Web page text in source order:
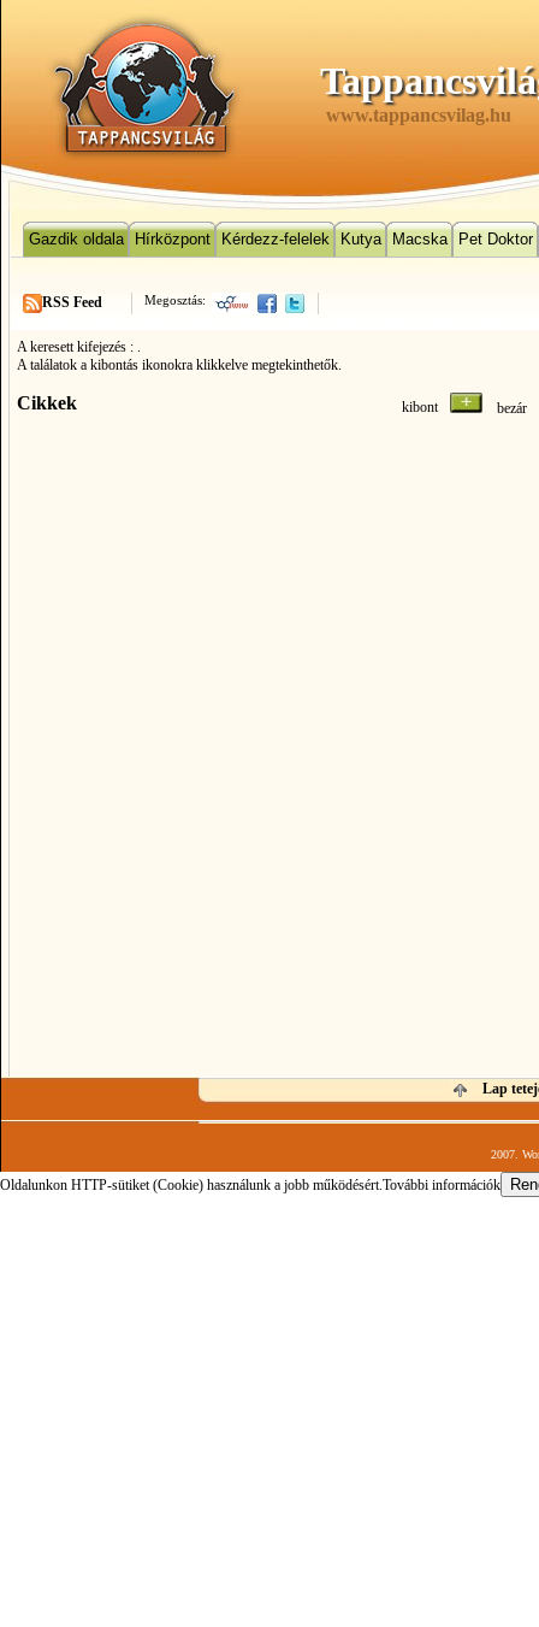
www.tappancsvilag.hu
Gazdik oldala Hírközpont Kérdezz-felelek Kutya Macska Pet Doktor
Megosztás:
RSS Feed
A keresett kifejezés : .
A találatok a kibontás ikonokra klikkelve megtekinthetők.
Cikkek kibont
Lap
2007.
Oldalunkon HTTP-sütiket (Cookie) használunk a jobb működésért.További információk